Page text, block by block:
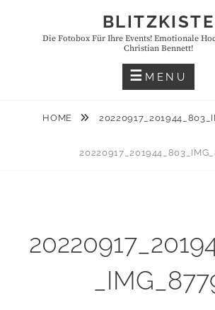
BLITZKISTE
Die Fotobox Für Ihre Events! Emotionale
Christian Bennett!
MENU
HOME